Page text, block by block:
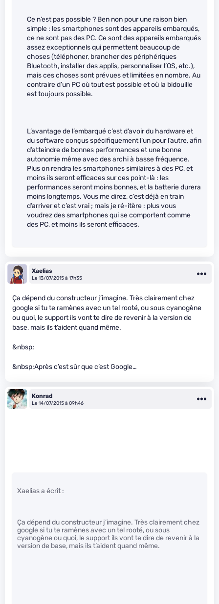
Ce n’est pas possible ? Ben non pour une raison bien
simple : les smartphones sont des appareils embarqués,
ce ne sont pas des PC. Ce sont des appareils embarqués
assez exceptionnels qui permettent beaucoup de
choses (téléphoner, brancher des périphériques
Bluetooth, installer des applis, personnaliser l’OS, etc.),
mais ces choses sont prévues et limitées en nombre. Au
contraire d’un PC où tout est possible et où la bidouille
est toujours possible.
L’avantage de l’embarqué c’est d’avoir du hardware et
du software conçus spécifiquement l’un pour l’autre, afin
d’atteindre de bonnes performances et une bonne
autonomie même avec des archi à basse fréquence.
Plus on rendra les smartphones similaires à des PC, et
moins ils seront efficaces sur ces point-là : les
performances seront moins bonnes, et la batterie durera
moins longtemps. Vous me direz, c’est déjà en train
d’arriver et c’est vrai ; mais je ré-itère : plus vous
voudrez des smartphones qui se comportent comme
des PC, et moins ils seront efficaces.
Xaelias
Le 13/07/2015 à 17h35
Ça dépend du constructeur j’imagine. Très clairement chez
google si tu te ramènes avec un tel rooté, ou sous cyanogène
ou quoi, le support ils vont te dire de revenir à la version de
base, mais ils t’aident quand même.
&nbsp;
&nbsp;Après c’est sûr que c’est Google…
Konrad
Le 14/07/2015 à 09h46
Xaelias a écrit :
Ça dépend du constructeur j’imagine. Très clairement chez
google si tu te ramènes avec un tel rooté, ou sous
cyanogène ou quoi, le support ils vont te dire de revenir à la
version de base, mais ils t’aident quand même.